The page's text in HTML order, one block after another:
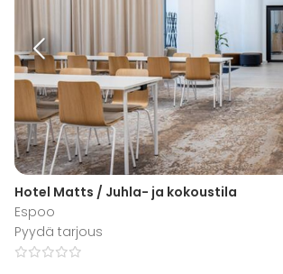
Hotel Matts / Juhla- ja kokoustila
Espoo
Pyydä tarjous